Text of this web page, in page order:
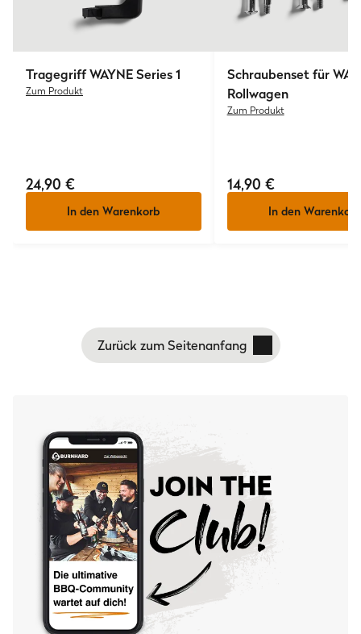
Tragegriff WAYNE Series 1
Zum Produkt
24,90 €
In den Warenkorb
Schraubenset für
Rollwagen
Zum Produkt
14,90 €
In den Warenkorb
Zurück zum Seitenanfang